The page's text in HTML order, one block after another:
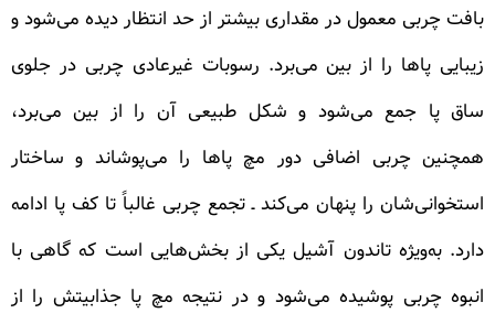
بافت چربی معمول در مقداری بیشتر از حد انتظار دیده می‌شود و
زیبایی پاها را از بین می‌برد. رسوبات غیرعادی چربی در جلوی
ساق پا جمع می‌شود و شکل طبیعی آن را از بین می‌برد،
همچنین چربی اضافی دور مچ پاها را می‌پوشاند و ساختار
استخوانی‌شان را پنهان می‌کند ـ تجمع چربی غالباً تا کف پا ادامه
دارد. به‌ویژه تاندون آشیل یکی از بخش‌هایی است که گاهی با
انبوه چربی پوشیده می‌شود و در نتیجه مچ پا جذابیتش را از